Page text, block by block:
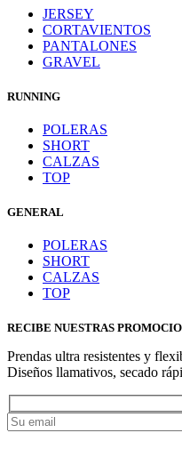
JERSEY
CORTAVIENTOS
PANTALONES
GRAVEL
RUNNING
POLERAS
SHORT
CALZAS
TOP
GENERAL
POLERAS
SHORT
CALZAS
TOP
RECIBE NUESTRAS
Prendas ultra resistentes y
Diseños llamativos, secado